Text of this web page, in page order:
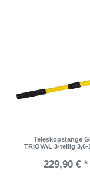
Teleskopstange
TRIOVAL 3-teilig 3,6-
229,90 € *